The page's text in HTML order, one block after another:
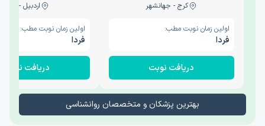
کرج - جهانشهر
اولین زمان نوبت مطب:
فردا
دریافت نوبت
اردبیل - والی
اولین زمان نوبت مطب:
فردا
دریافت نوبت
بهترین پزشکان و متخصصان روانشناسی